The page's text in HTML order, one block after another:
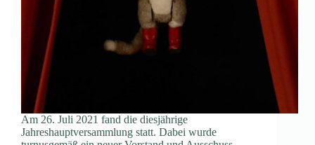
Am 26. Juli 2021 fand die diesjährige
Jahreshauptversammlung statt. Dabei wurde